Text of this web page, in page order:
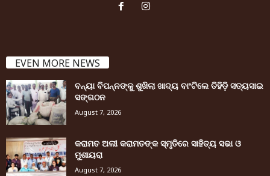
EVEN MORE NEWS
ବନ୍ୟା ବିପନ୍ନଙ୍କୁ ଶୁଖିଲା ଖାଦ୍ୟ ବାଂଟିଲେ ତିହିଡି଼ ସତ୍ୟସାଇ
ସଙ୍ଗଠନ
August 7, 2026
କରାମତ ଅଲୀ କରାମତଙ୍କ ସ୍ମୃତିରେ ସାହିତ୍ୟ ସଭା ଓ
ମୁଶାୟରା
August 7, 2026